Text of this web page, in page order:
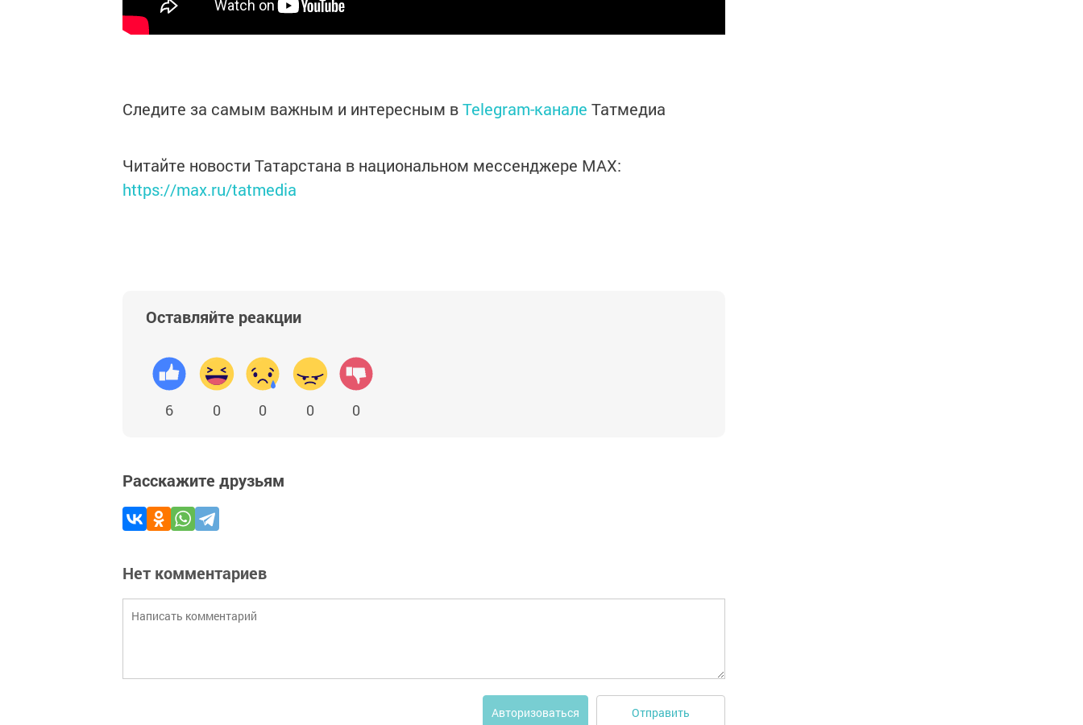
Следите за самым важным и интересным вTelegram-канале Татмедиа
Читайте новости Татарстана в национальном мессенджере MАХ:
https://max.ru/tatmedia
Оставляйте реакции
6 0 0 0 0
Расскажите друзьям
Нет комментариев
Авторизоваться Отправить